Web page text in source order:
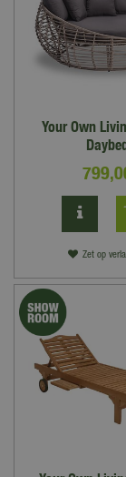
Your Own
Daybed
799,
Zet op